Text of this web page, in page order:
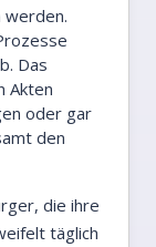
werden.
Das
Akten
oder gar
den
die ihre
täglich